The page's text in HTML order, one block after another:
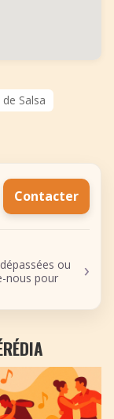
Salsa
Contacter
ou
nous pour
›